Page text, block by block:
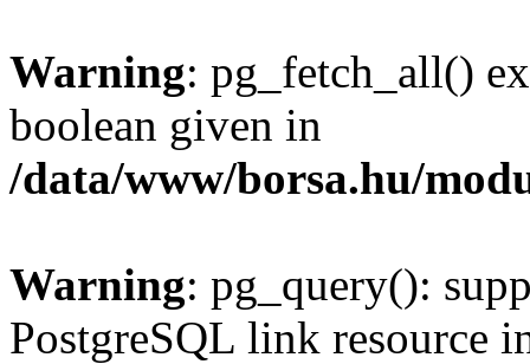
Warning: pg_fetch_all()
boolean given in
/data/www/borsa.hu/
Warning: pg_query():
PostgreSQL link resource